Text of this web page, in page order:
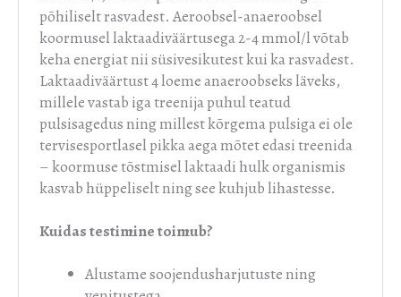
põhiliselt rasvadest. Aeroobsel-anaeroobsel
koormusel laktaadiväärtusega 2-4 mmol/l võtab
keha energiat nii süsivesikutest kui ka rasvadest.
Laktaadiväärtust 4 loeme anaeroobseks läveks,
millele vastab iga treenija puhul teatud
pulsisagedus ning millest kõrgema pulsiga ei ole
tervisesportlasel pikka aega mõtet edasi treenida
– koormuse tõstmisel laktaadi hulk organismis
kasvab hüppeliselt ning see kuhjub lihastesse.
Kuidas testimine toimub?
Alustame soojendusharjutuste ning